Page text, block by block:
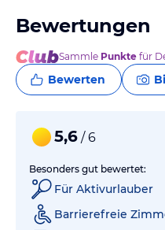
Bewertungen
Sammle Punkte für
Bewerten
5,6 / 6
Besonders gut bewertet:
Für Aktivurlauber
Barrierefreie